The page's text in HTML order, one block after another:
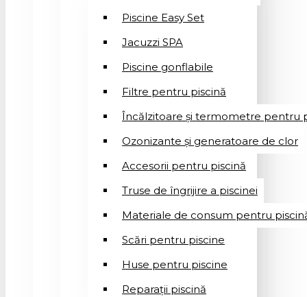
Piscine Easy Set
Jacuzzi SPA
Piscine gonflabile
Filtre pentru piscină
Încălzitoare și termometre pentru
Ozonizante și generatoare de clor
Accesorii pentru piscină
Truse de îngrijire a piscinei
Materiale de consum pentru
Scări pentru piscine
Huse pentru piscine
Reparații piscină